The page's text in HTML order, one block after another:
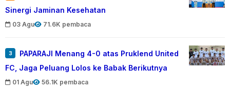
Sinergi Jaminan Kesehatan
03 Agu 71.6K pembaca
3
PAPARAJI Menang 4-0 atas Pruklend United
FC, Jaga Peluang Lolos ke Babak Berikutnya
01 Agu 56.1K pembaca